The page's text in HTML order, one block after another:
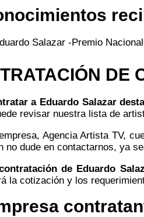
Salazar -Premio
DE
a Eduardo Salazar
revisar nuestra lista de
Agencia Artista TV,
no dude en contactarnos, ya
de Eduardo
la cotización y los